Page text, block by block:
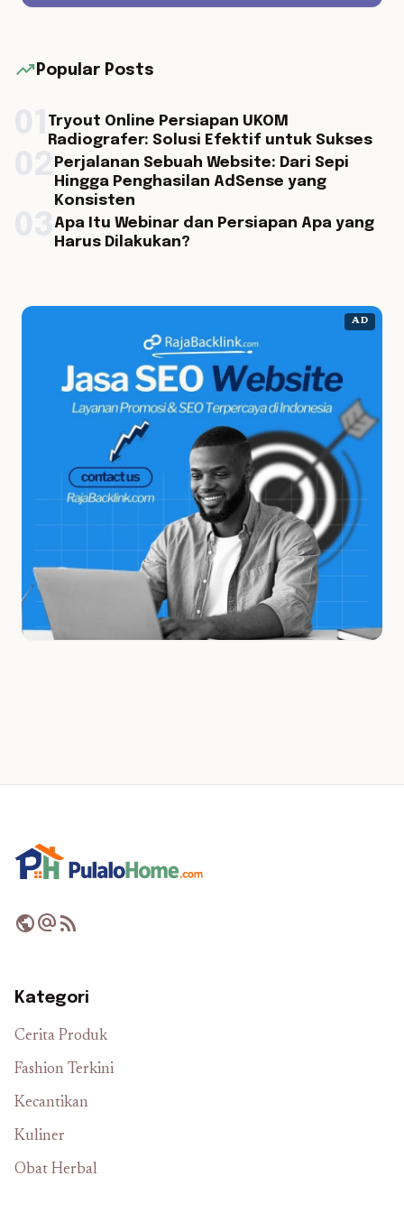
trending_up Popular Posts
Tryout Online Persiapan UKOM
Radiografer: Solusi Efektif untuk Sukses
Perjalanan Sebuah Website: Dari Sepi
Hingga Penghasilan AdSense yang
Konsisten
Apa Itu Webinar dan Persiapan Apa yang
Harus Dilakukan?
AD
publicalternate_emailrss_feed
Kategori
Cerita Produk
Fashion Terkini
Kecantikan
Kuliner
Obat Herbal